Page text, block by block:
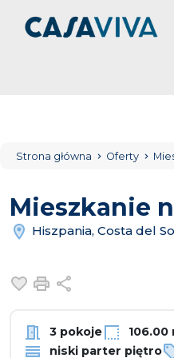
Strona główna Oferty
Mieszkanie
Hiszpania, Costa del
Dodaj do ulubionych
Drukuj
3 pokoje 106.00
niski parter piętro